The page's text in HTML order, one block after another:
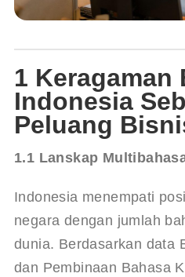
1 Keragaman
Indonesia
Peluang
1.1 Lanskap
Indonesia menempati
negara dengan jumlah
dunia. Berdasarkan data
dan Pembinaan Bahasa